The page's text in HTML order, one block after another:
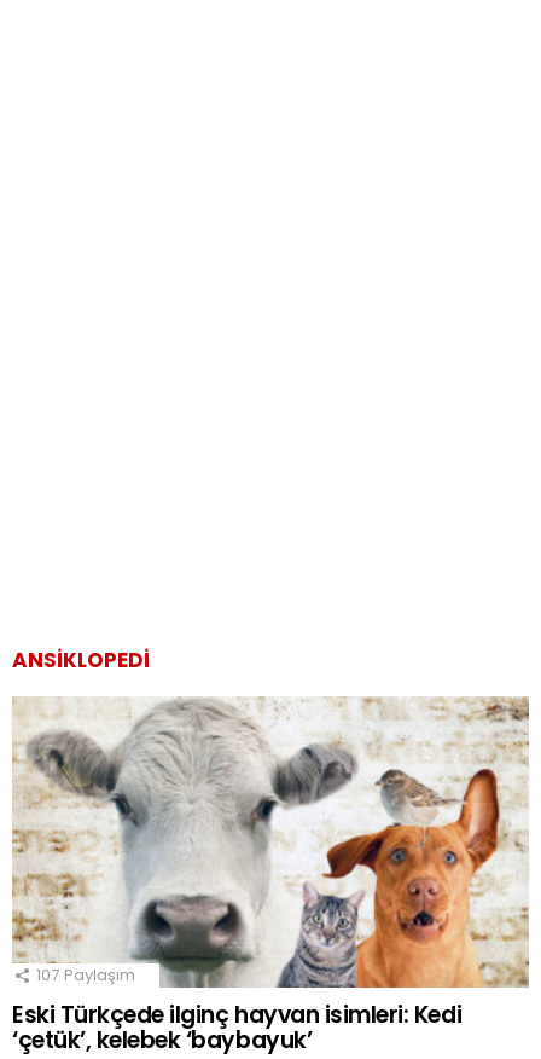
ANSIKLOPEDI
107 Paylaşım
Eski Türkçede ilginç hayvan isimleri: Kedi
‘çetük’, kelebek ‘baybayuk’